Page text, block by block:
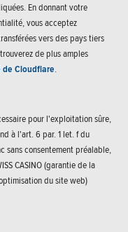
En donnant votre
vous acceptez
vers des pays tiers
de plus amples
Cloudflare.
pour l'exploitation sûre,
à l'art. 6 par. 1 let. f du
sans consentement préalable,
CASINO (garantie de la
du site web)